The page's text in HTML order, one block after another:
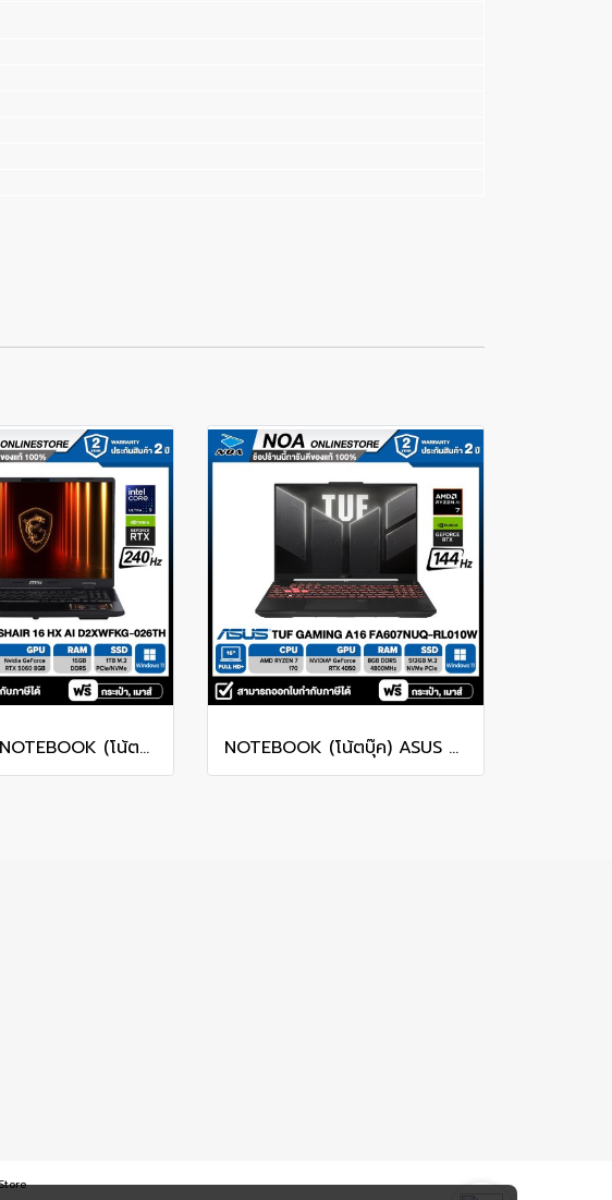
[ผ่อน 0%] NOTEBOOK (โน้ตบุ๊ก) MSI CROSSHAIR 16 HX AI D2XWFKG-026TH 16" QHD+ 240Hz/CORE ULTRA 9 275HX/RAM 16GB/SSD 1B/RTX 5060/WINDOWS /11+OFFICE รับประกันศูนย์ไทย 2ปี NOTEBOOK (โน้ตบุ๊ค) ASUS TUF GAMING A16 FA607NUQ-RL010W 16" FHD+ 144Hz/RYZEN 7 170/RAM 8GB/SSD 512GB/RTX4050 รับประกันซ่อมฟรีถึงบ้าน 2ปี